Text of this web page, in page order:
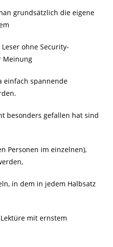
grundsätzlich die eigene
ohne Security-
Meinung
einfach spannende
besonders gefallen hat sind
Personen im einzelnen),
in dem in jedem Halbsatz
mit ernstem